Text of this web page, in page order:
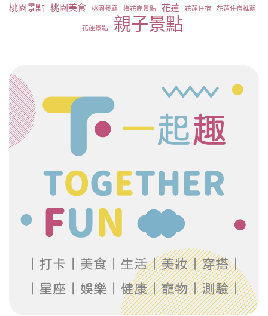
桃園景點 桃園美食 桃園餐廳 梅花鹿景點 花蓮 花蓮住宿 花蓮住宿推薦
花蓮景點 親子景點